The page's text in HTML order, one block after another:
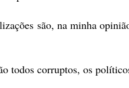
são, na minha
todos corruptos, os